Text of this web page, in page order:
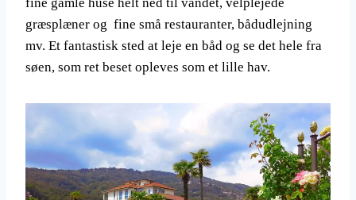
fine gamle huse helt ned til vandet, velplejede
græsplæner og fine små restauranter, bådudlejning
mv. Et fantastisk sted at leje en båd og se det hele fra
søen, som ret beset opleves som et lille hav.